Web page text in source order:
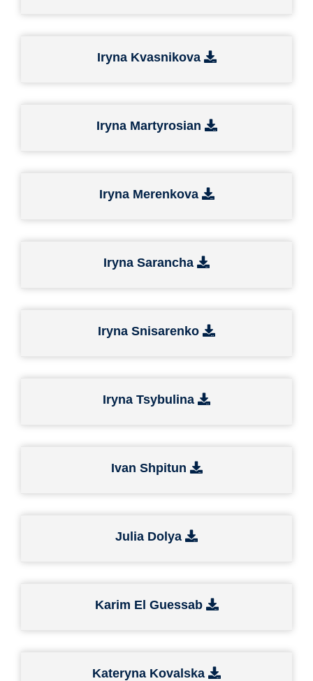
Iryna Kvasnikova
Iryna Martyrosian
Iryna Merenkova
Iryna Sarancha
Iryna Snisarenko
Iryna Tsybulina
Ivan Shpitun
Julia Dolya
Karim El Guessab
Kateryna Kovalska